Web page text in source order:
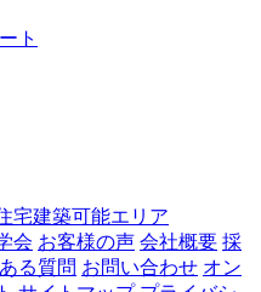
ト
宅建築可能エリア
会 お客様の声 会社概要 採
る質問 お問い合わせ オン